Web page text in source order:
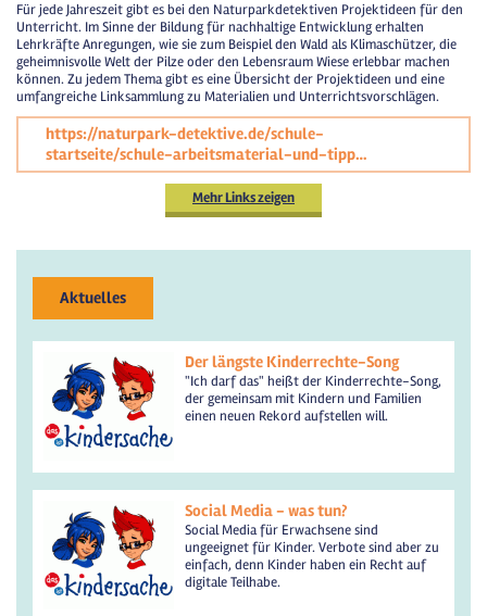
Für jede Jahreszeit gibt es bei den Naturparkdetektiven Projektideen für den
Unterricht. Im Sinne der Bildung für nachhaltige Entwicklung erhalten
Lehrkräfte Anregungen, wie sie zum Beispiel den Wald als Klimaschützer, die
geheimnisvolle Welt der Pilze oder den Lebensraum Wiese erlebbar machen
können. Zu jedem Thema gibt es eine Übersicht der Projektideen und eine
umfangreiche Linksammlung zu Materialien und Unterrichtsvorschlägen.
https://naturpark-detektive.de/schule-
startseite/schule-arbeitsmaterial-und-tipp…
Mehr Links zeigen
Aktuelles
Der längste Kinderrechte-Song
"Ich darf das" heißt der Kinderrechte-Song,
der gemeinsam mit Kindern und Familien
einen neuen Rekord aufstellen will.
Social Media - was tun?
Social Media für Erwachsene sind
ungeeignet für Kinder. Verbote sind aber zu
einfach, denn Kinder haben ein Recht auf
digitale Teilhabe.